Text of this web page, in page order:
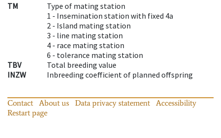
TM
Type of mating station
1 - Insemination station with fixed 4a
2 - Island mating station
3 - line mating station
4 - race mating station
6 - tolerance mating station
TBV
Total breeding value
INZW
Inbreeding coefficient of planned offspring
Contact About us Data privacy statement
Accessibility
Restart page